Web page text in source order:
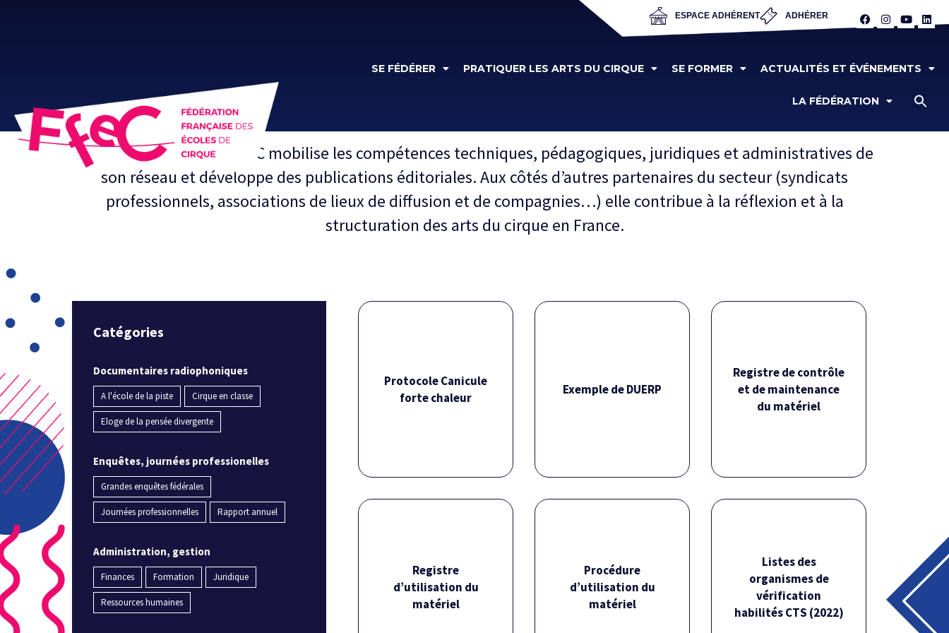
ESPACE ADHÉRENT ADHÉRER
SE FÉDÉRER PRATIQUER LES ARTS DU CIRQUE SE FORMER ACTUALITÉS ET ÉVÉNEMENTS
LA FÉDÉRATION
RESSOURCES
Pôle de ressources, la FFEC mobilise les compétences techniques, pédagogiques, juridiques et administratives de
son réseau et développe des publications éditoriales. Aux côtés d’autres partenaires du secteur (syndicats
professionnels, associations de lieux de diffusion et de compagnies…) elle contribue à la réflexion et à la
structuration des arts du cirque en France.
Catégories
Documentaires radiophoniques
A l'école de la piste Cirque en classe
Eloge de la pensée divergente
Enquêtes, journées professionelles
Grandes enquêtes fédérales
Journées professionnelles Rapport annuel
Administration, gestion
Finances Formation Juridique
Ressources humaines
Protocole Canicule
forte chaleur
Exemple de DUERP
J'adhère
Registre de contrôle
et de maintenance
du matériel
J'adhère
Registre
d’utilisation du
matériel
Procédure
d’utilisation du
matériel
Listes des
organismes de
vérification
habilités CTS (2022)